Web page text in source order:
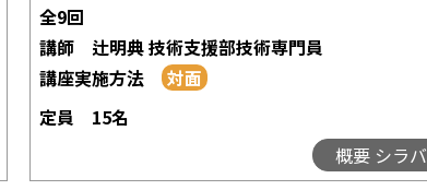
全9回
講師
辻明典 技術支援部技術専門員
講座実施方法
定員
15名
概要 シラ